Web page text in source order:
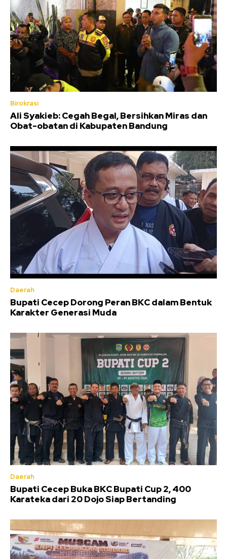
Birokrasi
Ali Syakieb: Cegah Begal, Bersihkan Miras dan
Obat-obatan di Kabupaten Bandung
Daerah
Bupati Cecep Dorong Peran BKC dalam Bentuk
Karakter Generasi Muda
Daerah
Bupati Cecep Buka BKC Bupati Cup 2, 400
Karateka dari 20 Dojo Siap Bertanding